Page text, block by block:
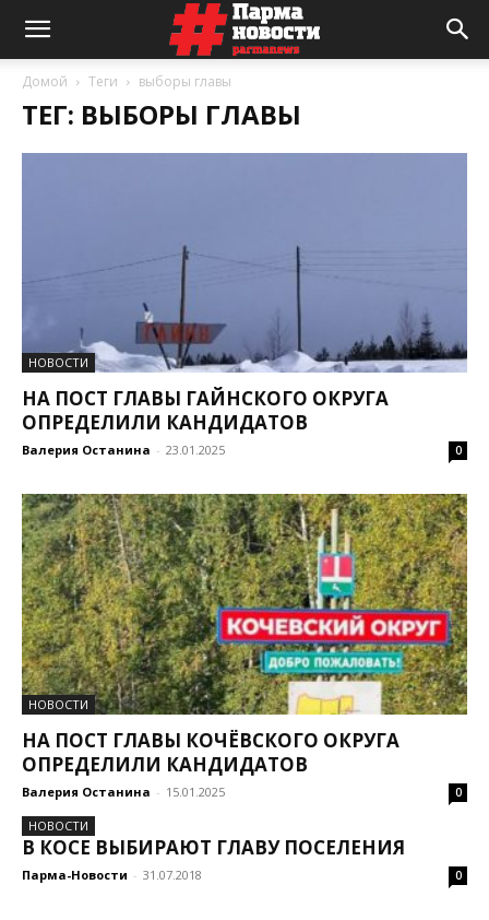
Домой Теги выборы главы
ТЕГ: ВЫБОРЫ ГЛАВЫ
НОВОСТИ
НА ПОСТ ГЛАВЫ ГАЙНСКОГО ОКРУГА
ОПРЕДЕЛИЛИ КАНДИДАТОВ
Валерия Останина - 23.01.2025 0
НОВОСТИ
НА ПОСТ ГЛАВЫ КОЧЁВСКОГО ОКРУГА
ОПРЕДЕЛИЛИ КАНДИДАТОВ
Валерия Останина - 15.01.2025 0
НОВОСТИ
В КОСЕ ВЫБИРАЮТ ГЛАВУ ПОСЕЛЕНИЯ
Парма-Новости - 31.07.2018 0